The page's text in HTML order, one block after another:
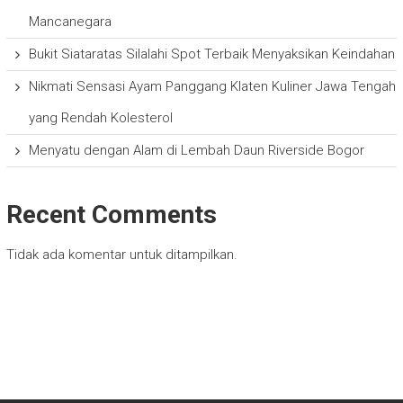
Mancanegara
Bukit Siataratas Silalahi Spot Terbaik Menyaksikan Keindahan
Nikmati Sensasi Ayam Panggang Klaten Kuliner Jawa Tengah
yang Rendah Kolesterol
Menyatu dengan Alam di Lembah Daun Riverside Bogor
Recent Comments
Tidak ada komentar untuk ditampilkan.